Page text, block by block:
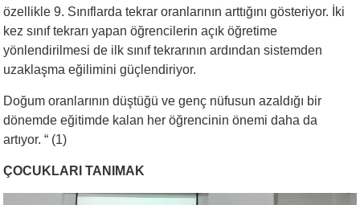
özellikle 9. Sınıflarda tekrar oranlarının arttığını gösteriyor. İki
kez sınıf tekrarı yapan öğrencilerin açık öğretime
yönlendirilmesi de ilk sınıf tekrarının ardından sistemden
uzaklaşma eğilimini güçlendiriyor.
Doğum oranlarının düştüğü ve genç nüfusun azaldığı bir
dönemde eğitimde kalan her öğrencinin önemi daha da
artıyor. “ (1)
ÇOCUKLARI TANIMAK